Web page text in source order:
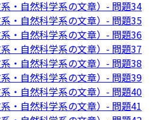
・自然科学系の文章）- 問題34
・自然科学系の文章）- 問題35
・自然科学系の文章）- 問題36
・自然科学系の文章）- 問題37
・自然科学系の文章）- 問題38
・自然科学系の文章）- 問題39
・自然科学系の文章）- 問題40
・自然科学系の文章）- 問題41